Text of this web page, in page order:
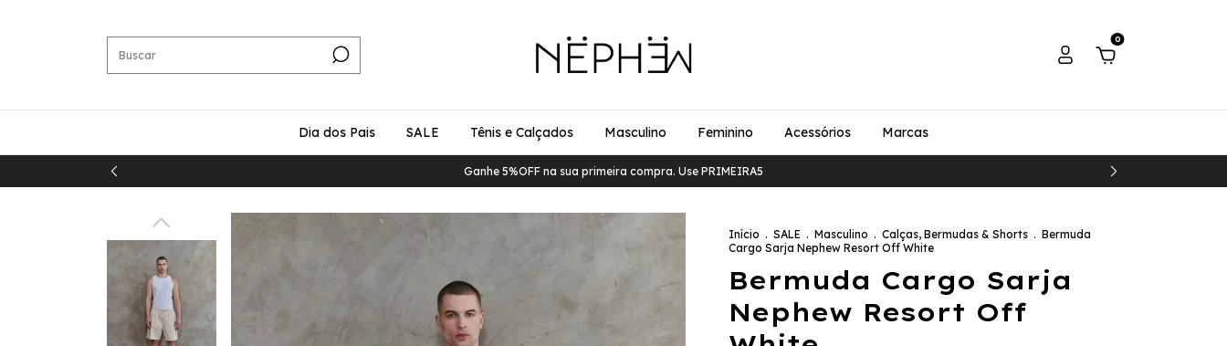
0
Dia dos Pais SALE Tênis e Calçados Masculino Feminino Acessórios Marcas
Ganhe 5%OFF na sua primeira compra. Use PRIMEIRA5
Início . SALE . Masculino . Calças, Bermudas & Shorts . Bermuda
Cargo Sarja Nephew Resort Off White
Bermuda Cargo Sarja
Nephew Resort Off